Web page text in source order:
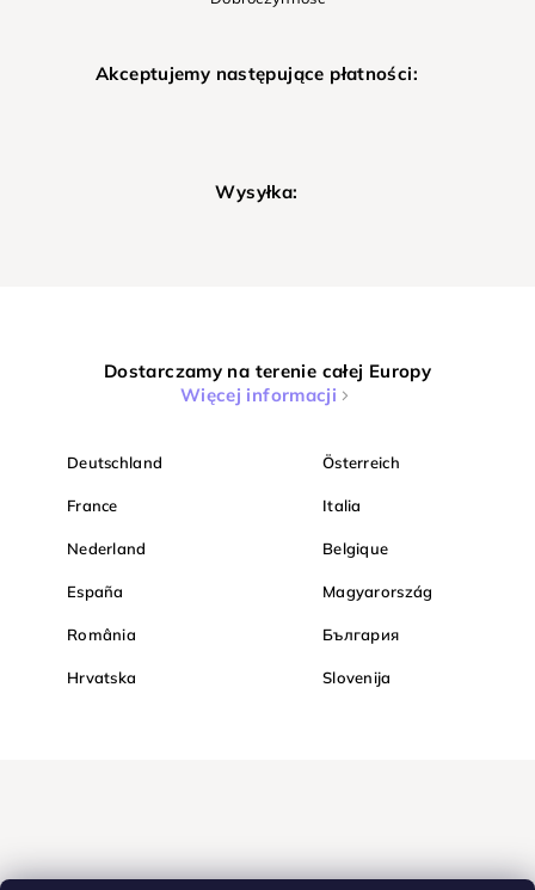
Akceptujemy następujące płatności:
Wysyłka:
Dostarczamy na terenie całej Europy
Więcej informacji
Deutschland Österreich
France Italia
Nederland Belgique
España Magyarország
România България
Hrvatska Slovenija